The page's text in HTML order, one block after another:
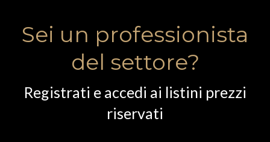
Sei un professionista
del settore?
Registrati e accedi ai listini prezzi
riservati